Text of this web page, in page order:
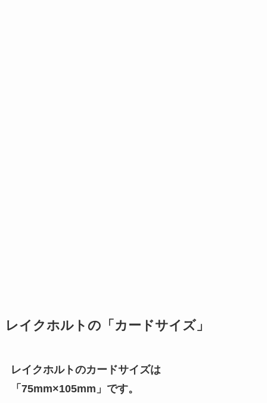
レイクホルトの「カードサイズ」
レイクホルトのカードサイズは
「75mm×105mm」です。